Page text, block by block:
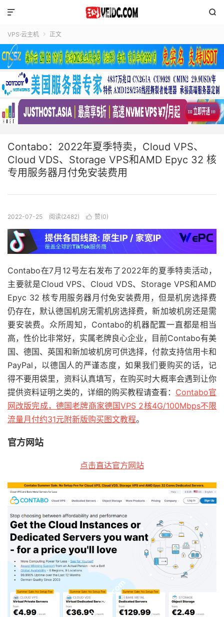


VPS·云主机  正文
Contabo：2022年夏季特卖，Cloud VPS、
Cloud VDS、Storage VPS和AMD Epyc 32 核
专用服务器月付免安装费用
2022-07-25 阅读(2482)  赞(0)
Contabo在7月12号左右发布了2022年的夏季特卖活动，
主要就是Cloud VPS、Cloud VDS、Storage VPS和AMD
Epyc 32 核专用服务器月付免安装费用，但是机房选择费
仍存在，默认德国机房无需机房选择费，新加坡机房还是需
要安装费。众所周知，Contabo的机器配置一直都是相当
高，性价比非常好，实属老牌良心企业，目前Contabo有美
国、德国、英国和新加坡机房可供选择，付款支持信用卡和
PayPal，以德国人的严谨态度，如果我们要购买的话，记
得不要用袋里，资料认真填写，在购买时大概率会遇到让你
提供资料证明之类的，详细的购买教程请查看： Contabo官
网改版完成，德国老牌商家德国VPS 2核4G/100Mbps不限
流量月付约31元附新版购买图文教程。
官方网站
点击直达官方网站